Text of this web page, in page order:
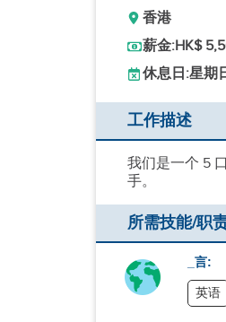
香港
薪金:HK$
休息日:星期
工作描述
我们是一个 5
手。
所需技能/职
_言:
英语